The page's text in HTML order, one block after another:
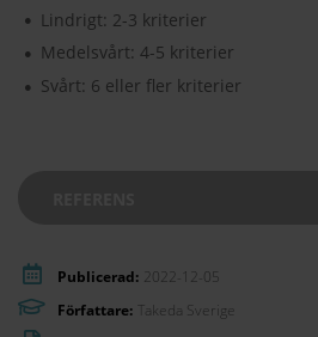
Lindrigt: 2-3 kriterier
Medelsvårt: 4-5 kriterier
Svårt: 6 eller fler kriterier
Publicerad: 2022-12-05
Författare: Takeda Sverige